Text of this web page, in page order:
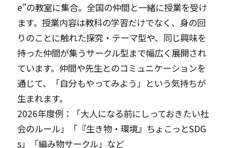
e”の教室に集合。全国の仲間と一緒に授業を受け
ます。授業内容は教科の学習だけでなく、身の回
りのことに触れた探究・テーマ型や、同じ興味を
持った仲間が集うサークル型まで幅広く展開され
ています。仲間や先生とのコミュニケーションを
通じて、「自分もやってみよう」という気持ちが
生まれます。
2026年度例：「大人になる前にしっておきたい社
会のルール」「『生き物・環境』ちょこっとSDG
s」「編み物サークル」など